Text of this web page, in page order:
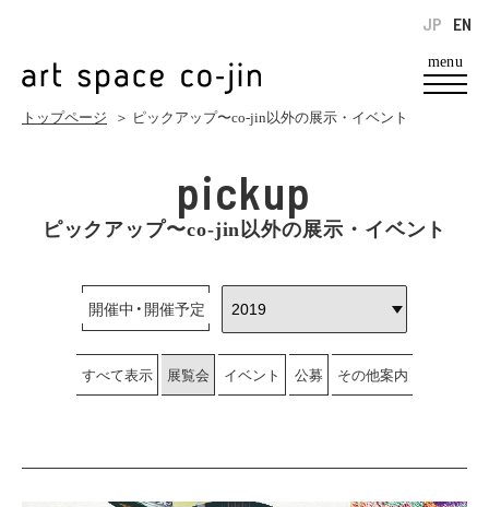
menu
EN
JP
トップページ ＞ ピックアップ〜co-jin以外の展示・イベント
pickup
ピックアップ〜co-jin以外の展示・イベント
開催中・開催予定
すべて表示 展覧会 イベント 公募 その他案内